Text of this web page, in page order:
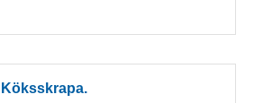
Köksskrapa.